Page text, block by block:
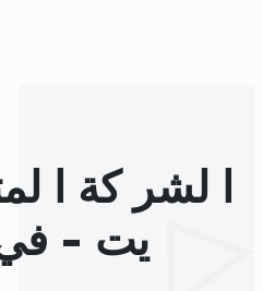
ا لشر كة ا
يت - في